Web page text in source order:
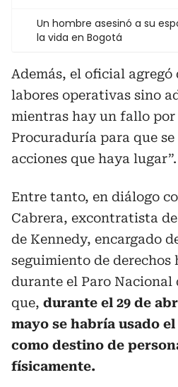
Un hombre asesinó a su
la vida en Bogotá
Además, el oficial agregó
labores operativas sino
mientras hay un fallo por
Procuraduría para que
acciones que haya lugar”.
Entre tanto, en diálogo
Cabrera, excontratista
de Kennedy, encargado
seguimiento de derechos
durante el Paro Nacional
que, durante el 29 de
mayo se habría usado
como destino de
físicamente.